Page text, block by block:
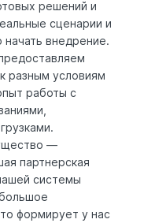
решений и
сценарии и
начать внедрение.
разным условиям
работы с
—
партнерская
системы
формирует у нас